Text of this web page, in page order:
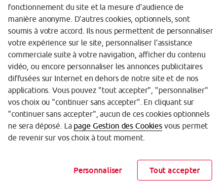
Garantie des Dépôts
Protection des données personnelles
Politique cookies
Sécurité
Tarifs
Mentions légales
Réglementation
Accessibilité (partiellement conforme)
fonctionnement du site et la mesure d'audience de
manière anonyme. D'autres cookies, optionnels, sont
soumis à votre accord. Ils nous permettent de personnaliser
votre expérience sur le site, personnaliser l'assistance
commerciale suite à votre navigation, afficher du contenu
vidéo, ou encore personnaliser les annonces publicitaires
diffusées sur Internet en dehors de notre site et de nos
applications. Vous pouvez "tout accepter", "personnaliser"
vos choix ou "continuer sans accepter". En cliquant sur
"continuer sans accepter", aucun de ces cookies optionnels
ne sera déposé. La page Gestion des Cookiesvous permet
de revenir sur vos choix à tout moment.
Personnaliser Tout accepter